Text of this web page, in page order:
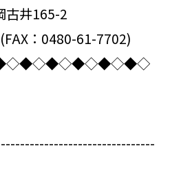
古井165-2
：0480-61-7702)